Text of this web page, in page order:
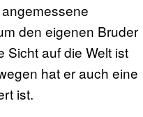
den eigenen Bruder
Sicht auf die Welt ist
hat er auch eine
ist.